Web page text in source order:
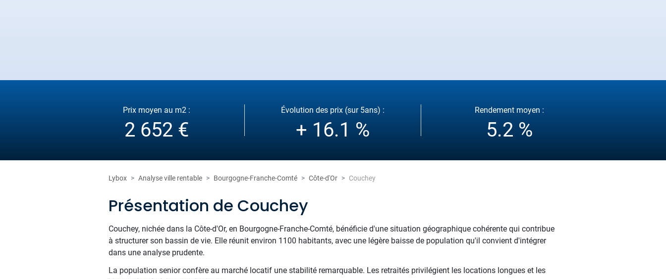
Prix moyen au m2 :
2 652 €
Évolution des prix (sur 5ans) :
+ 16.1 %
Rendement moyen :
5.2 %
Lybox Analyse ville rentable Bourgogne-Franche-Comté Côte-d'Or Couchey
Présentation de Couchey
Couchey, nichée dans la Côte-d'Or, en Bourgogne-Franche-Comté, bénéficie d'une situation géographique cohérente qui contribue
à structurer son bassin de vie. Elle réunit environ 1100 habitants, avec une légère baisse de population qu'il convient d'intégrer
dans une analyse prudente.
La population senior confère au marché locatif une stabilité remarquable. Les retraités privilégient les locations longues et les